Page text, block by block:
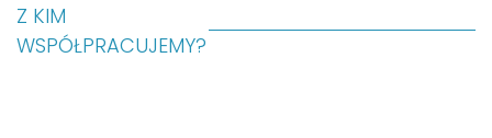
Z KIM
WSPÓŁPRACUJEMY?